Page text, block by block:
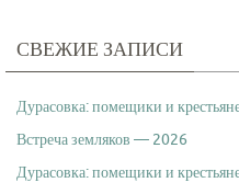
СВЕЖИЕ ЗАПИСИ
Дурасовка: помещики и
Встреча земляков — 2026
Дурасовка: помещики и